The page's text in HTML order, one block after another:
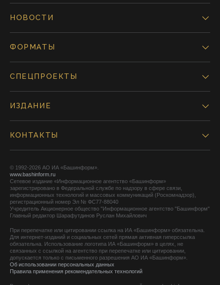
НОВОСТИ
ФОРМАТЫ
СПЕЦПРОЕКТЫ
ИЗДАНИЕ
КОНТАКТЫ
© 1992-2026 АО ИА «Башинформ».
www.bashinform.ru
Сетевое издание «Информационное агентство «Башинформ»
зарегистрировано в Федеральной службе по надзору в сфере связи,
информационных технологий и массовых коммуникаций (Роскомнадзор),
регистрационный номер Эл № ФС77-88040
Учредитель Акционерное общество "Информационное агентство "Башинформ"
Главный редактор Шарафутдинов Руслан Михайлович
При перепечатке или цитировании ссылка на ИА «Башинформ» обязательна.
Для интернет-изданий и социальных сетей прямая активная гиперссылка
обязательна. Использование логотипа ИА «Башинформ» в целях, не
связанных с ссылкой на агентство при перепечатке или цитировании,
допускается только с письменного разрешения АО ИА «Башинформ».
Об использовании персональных данных
Правила применения рекомендательных технологий